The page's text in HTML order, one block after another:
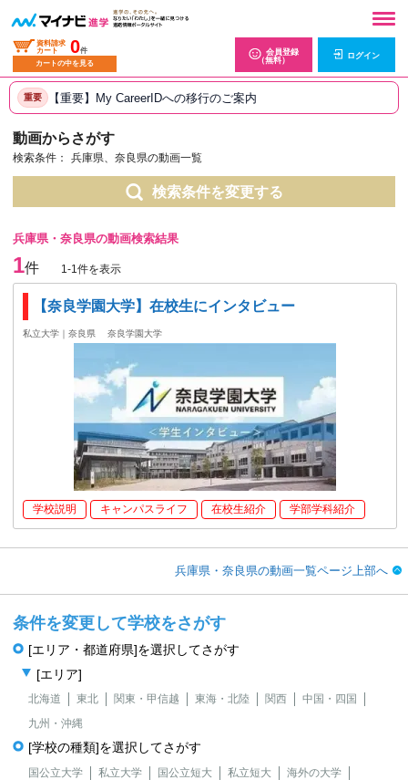
資料請求
カート
0件
カートの中を見る
会員登録
（無料）
ログイン
重要 【重要】My CareerIDへの移行のご案内
動画からさがす
検索条件： 兵庫県、奈良県の動画一覧
検索条件を変更する
兵庫県・奈良県の動画検索結果
1件 1-1件を表示
【奈良学園大学】在校生にインタビュー
私立大学｜奈良県 奈良学園大学
学校説明 キャンパスライフ 在校生紹介 学部学科紹介
兵庫県・奈良県の動画一覧ページ上部へ
条件を変更して学校をさがす
[エリア・都道府県]を選択してさがす
[エリア]
北海道 東北 関東・甲信越 東海・北陸 関西
中国・四国
九州・沖縄
[学校の種類]を選択してさがす
国公立大学 私立大学 国公立短大 私立短大
海外の大学